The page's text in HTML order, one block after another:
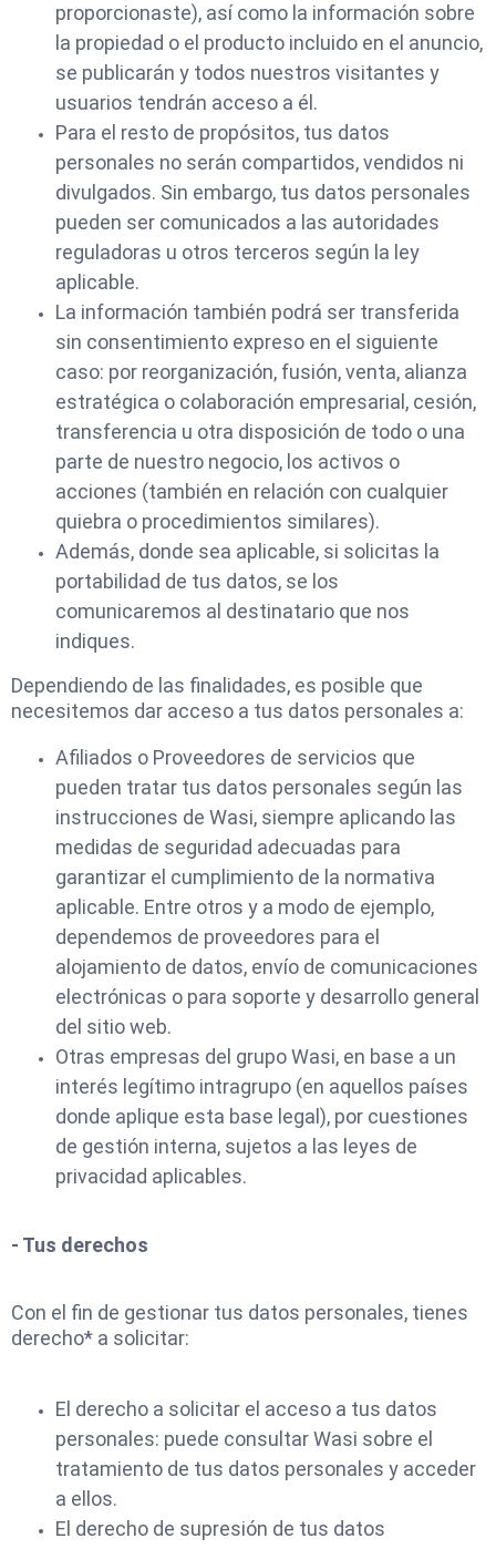
proporcionaste), así como la información sobre
la propiedad o el producto incluido en el anuncio,
se publicarán y todos nuestros visitantes y
usuarios tendrán acceso a él.
Para el resto de propósitos, tus datos
personales no serán compartidos, vendidos ni
divulgados. Sin embargo, tus datos personales
pueden ser comunicados a las autoridades
reguladoras u otros terceros según la ley
aplicable.
La información también podrá ser transferida
sin consentimiento expreso en el siguiente
caso: por reorganización, fusión, venta, alianza
estratégica o colaboración empresarial, cesión,
transferencia u otra disposición de todo o una
parte de nuestro negocio, los activos o
acciones (también en relación con cualquier
quiebra o procedimientos similares).
Además, donde sea aplicable, si solicitas la
portabilidad de tus datos, se los
comunicaremos al destinatario que nos
indiques.
Dependiendo de las finalidades, es posible que
necesitemos dar acceso a tus datos personales a:
Afiliados o Proveedores de servicios que
pueden tratar tus datos personales según las
instrucciones de Wasi, siempre aplicando las
medidas de seguridad adecuadas para
garantizar el cumplimiento de la normativa
aplicable. Entre otros y a modo de ejemplo,
dependemos de proveedores para el
alojamiento de datos, envío de comunicaciones
electrónicas o para soporte y desarrollo general
del sitio web.
Otras empresas del grupo Wasi, en base a un
interés legítimo intragrupo (en aquellos países
donde aplique esta base legal), por cuestiones
de gestión interna, sujetos a las leyes de
privacidad aplicables.
- Tus derechos
Con el fin de gestionar tus datos personales, tienes
derecho* a solicitar:
El derecho a solicitar el acceso a tus datos
personales: puede consultar Wasi sobre el
tratamiento de tus datos personales y acceder
a ellos.
El derecho de supresión de tus datos